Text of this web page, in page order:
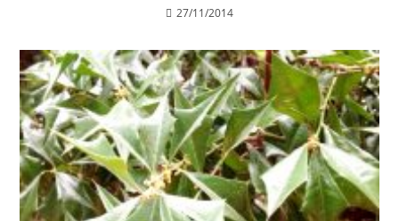
27/11/2014